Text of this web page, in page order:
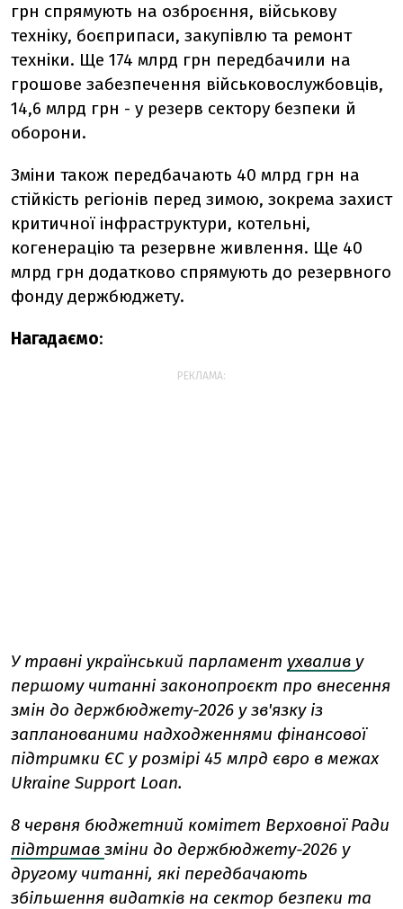
грн спрямують на озброєння, військову
техніку, боєприпаси, закупівлю та ремонт
техніки. Ще 174 млрд грн передбачили на
грошове забезпечення військовослужбовців,
14,6 млрд грн - у резерв сектору безпеки й
оборони.
Зміни також передбачають 40 млрд грн на
стійкість регіонів перед зимою, зокрема захист
критичної інфраструктури, котельні,
когенерацію та резервне живлення. Ще 40
млрд грн додатково спрямують до резервного
фонду держбюджету.
Нагадаємо:
РЕКЛАМА:
У травні український парламент ухвалив у
першому читанні законопроєкт про внесення
змін до держбюджету-2026 у зв'язку із
запланованими надходженнями фінансової
підтримки ЄС у розмірі 45 млрд євро в межах
Ukraine Support Loan.
8 червня бюджетний комітет Верховної Ради
підтримав зміни до держбюджету-2026 у
другому читанні, які передбачають
збільшення видатків на сектор безпеки та